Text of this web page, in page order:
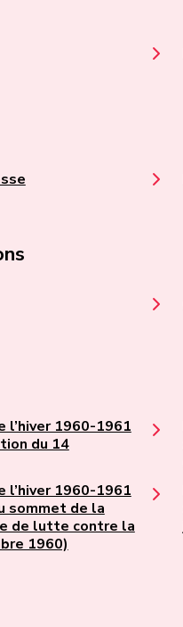
l’hiver 1960-1961
du 14
l’hiver 1960-1961
sommet de la
de lutte contre la
1960)